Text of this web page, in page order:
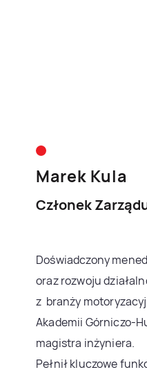
Marek Kula
Członek
Doświadczony
oraz rozwoju
z branży
Akademii Górniczo-
magistra inżyniera.
Pełnił kluczowe